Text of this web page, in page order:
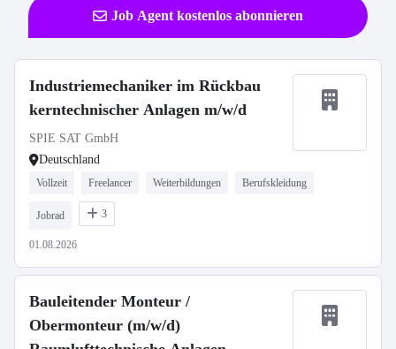
Job Agent kostenlos abonnieren
Industriemechaniker im Rückbau
kerntechnischer Anlagen m/w/d
SPIE SAT GmbH
Deutschland
Vollzeit Freelancer Weiterbildungen Berufskleidung
Jobrad 3
01.08.2026
Bauleitender Monteur /
Obermonteur (m/w/d)